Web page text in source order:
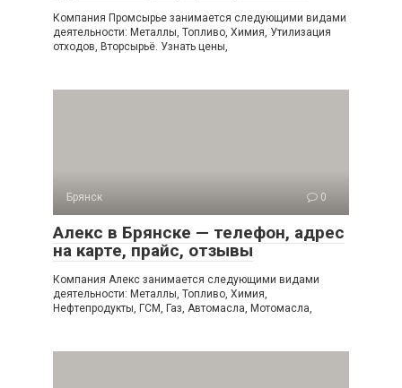
Компания Промсырье занимается следующими видами
деятельности: Металлы, Топливо, Химия, Утилизация
отходов, Вторсырьё. Узнать цены,
Брянск 0
Алекс в Брянске — телефон, адрес
на карте, прайс, отзывы
Компания Алекс занимается следующими видами
деятельности: Металлы, Топливо, Химия,
Нефтепродукты, ГСМ, Газ, Автомасла, Мотомасла,